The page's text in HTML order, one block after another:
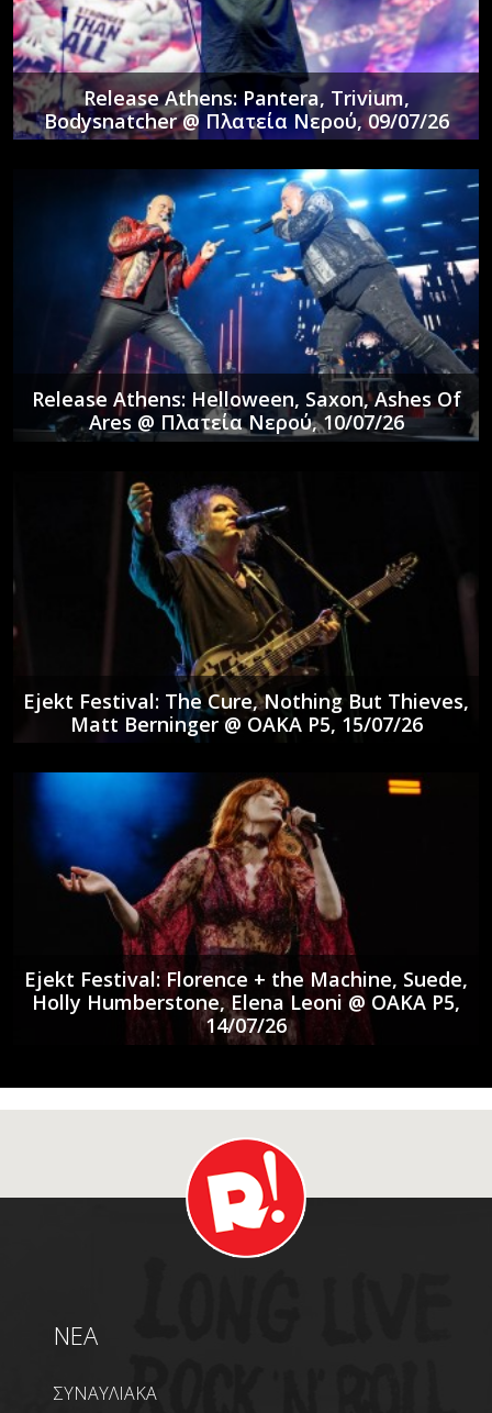
Release Athens: Pantera, Trivium,
Bodysnatcher @ Πλατεία Νερού, 09/07/26
Release Athens: Helloween, Saxon, Ashes Of
Ares @ Πλατεία Νερού, 10/07/26
Ejekt Festival: The Cure, Nothing But Thieves,
Matt Berninger @ ΟΑΚΑ P5, 15/07/26
Ejekt Festival: Florence + the Machine, Suede,
Holly Humberstone, Elena Leoni @ ΟΑΚΑ P5,
14/07/26
NEA
ΣΥΝΑΥΛΙΑΚΑ